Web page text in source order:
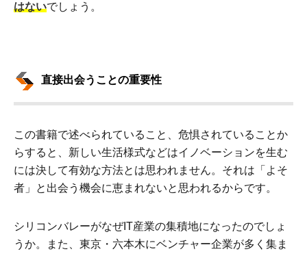
はないでしょう。
直接出会うことの重要性
この書籍で述べられていること、危惧されていることか
らすると、新しい生活様式などはイノベーションを生む
には決して有効な方法とは思われません。それは「よそ
者」と出会う機会に恵まれないと思われるからです。
シリコンバレーがなぜIT産業の集積地になったのでしょ
うか。また、東京・六本木にベンチャー企業が多く集ま